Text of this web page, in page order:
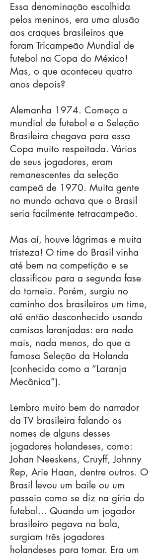
​Essa denominação escolhida
pelos meninos, era uma alusão
aos craques brasileiros que
foram Tricampeão Mundial de
futebol na Copa do México!
Mas, o que aconteceu quatro
anos depois?
​Alemanha 1974. Começa o
mundial de futebol e a Seleção
Brasileira chegava para essa
Copa muito respeitada. Vários
de seus jogadores, eram
remanescentes da seleção
campeã de 1970. Muita gente
no mundo achava que o Brasil
seria facilmente tetracampeão.
​Mas aí, houve lágrimas e muita
tristeza! O time do Brasil vinha
até bem na competição e se
classificou para a segunda fase
do torneio. Porém, surgiu no
caminho dos brasileiros um time,
até então desconhecido usando
camisas laranjadas: era nada
mais, nada menos, do que a
famosa Seleção da Holanda
(conhecida como a “Laranja
Mecânica”).
Lembro muito bem do narrador
da TV brasileira falando os
nomes de alguns desses
jogadores holandeses, como:
Johan Neeskens, Cruyff, Johnny
Rep, Arie Haan, dentre outros. O
Brasil levou um baile ou um
passeio como se diz na gíria do
futebol... Quando um jogador
brasileiro pegava na bola,
surgiam três jogadores
holandeses para tomar. Era um